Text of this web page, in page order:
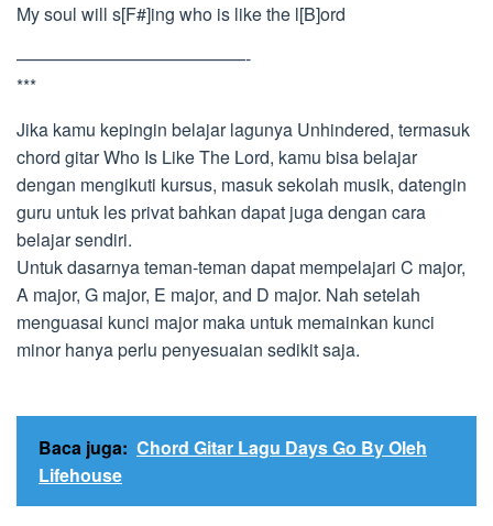
My soul will s[F#]ing who is like the l[B]ord
—————————————-
***
Jika kamu kepingin belajar lagunya Unhindered, termasuk
chord gitar Who Is Like The Lord, kamu bisa belajar
dengan mengikuti kursus, masuk sekolah musik, datengin
guru untuk les privat bahkan dapat juga dengan cara
belajar sendiri.
Untuk dasarnya teman-teman dapat mempelajari C major,
A major, G major, E major, and D major. Nah setelah
menguasai kunci major maka untuk memainkan kunci
minor hanya perlu penyesuaian sedikit saja.
Baca juga: Chord Gitar Lagu Days Go By Oleh
Lifehouse